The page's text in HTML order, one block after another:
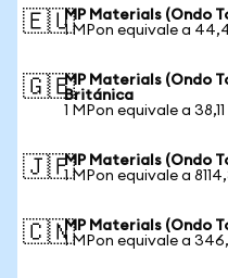
🇪🇺MP Materials (Ondo
1 MPon equivale a
🇬🇧MP Materials (Ondo
Británica
1 MPon equivale a 38,11
🇯🇵MP Materials (Ondo
1 MPon equivale a
🇨🇳MP Materials (Ondo
1 MPon equivale a